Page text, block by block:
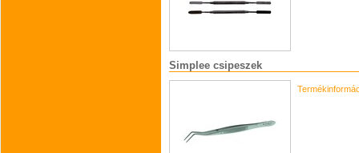
Simplee csipeszek